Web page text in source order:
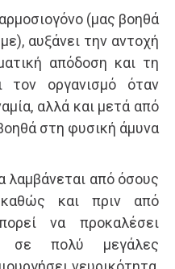
(μας βοηθά
αυξάνει την αντοχή
απόδοση και τη
τον οργανισμό όταν
αλλά και μετά από
στη φυσική άμυνα
λαμβάνεται από όσους
καθώς και πριν από
να προκαλέσει
σε πολύ μεγάλες